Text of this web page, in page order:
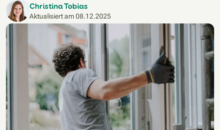
Christina Tobias
Aktualisiert am 08.12.2025